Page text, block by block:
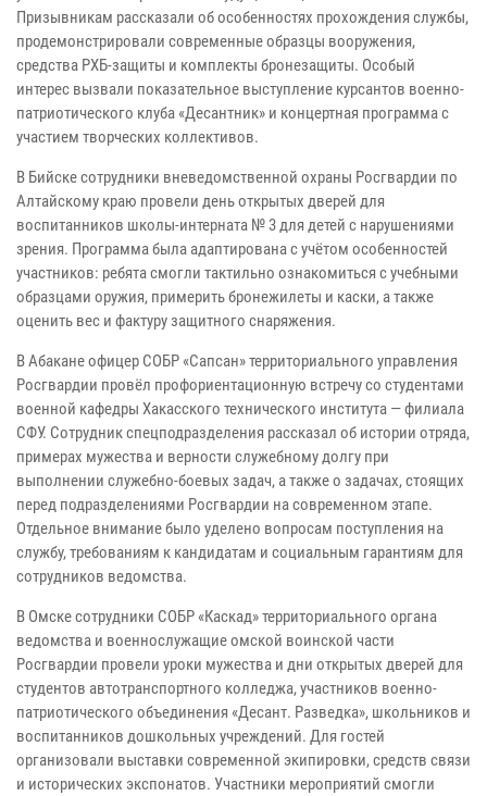
Призывникам рассказали об особенностях прохождения службы,
продемонстрировали современные образцы вооружения,
средства РХБ-защиты и комплекты бронезащиты. Особый
интерес вызвали показательное выступление курсантов военно-
патриотического клуба «Десантник» и концертная программа с
участием творческих коллективов.
В Бийске сотрудники вневедомственной охраны Росгвардии по
Алтайскому краю провели день открытых дверей для
воспитанников школы-интерната № 3 для детей с нарушениями
зрения. Программа была адаптирована с учётом особенностей
участников: ребята смогли тактильно ознакомиться с учебными
образцами оружия, примерить бронежилеты и каски, а также
оценить вес и фактуру защитного снаряжения.
В Абакане офицер СОБР «Сапсан» территориального управления
Росгвардии провёл профориентационную встречу со студентами
военной кафедры Хакасского технического института — филиала
СФУ. Сотрудник спецподразделения рассказал об истории отряда,
примерах мужества и верности служебному долгу при
выполнении служебно-боевых задач, а также о задачах, стоящих
перед подразделениями Росгвардии на современном этапе.
Отдельное внимание было уделено вопросам поступления на
службу, требованиям к кандидатам и социальным гарантиям для
сотрудников ведомства.
В Омске сотрудники СОБР «Каскад» территориального органа
ведомства и военнослужащие омской воинской части
Росгвардии провели уроки мужества и дни открытых дверей для
студентов автотранспортного колледжа, участников военно-
патриотического объединения «Десант. Разведка», школьников и
воспитанников дошкольных учреждений. Для гостей
организовали выставки современной экипировки, средств связи
и исторических экспонатов. Участники мероприятий смогли